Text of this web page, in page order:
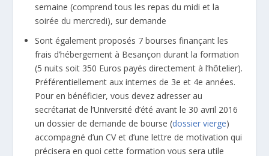
semaine (comprend tous les repas du midi et la
soirée du mercredi), sur demande
Sont également proposés 7 bourses finançant les
frais d’hébergement à Besançon durant la formation
(5 nuits soit 350 Euros payés directement à l’hôtelier).
Préférentiellement aux internes de 3e et 4e années.
Pour en bénéficier, vous devez adresser au
secrétariat de l’Université d’été avant le 30 avril 2016
un dossier de demande de bourse (dossier vierge)
accompagné d’un CV et d’une lettre de motivation qui
précisera en quoi cette formation vous sera utile